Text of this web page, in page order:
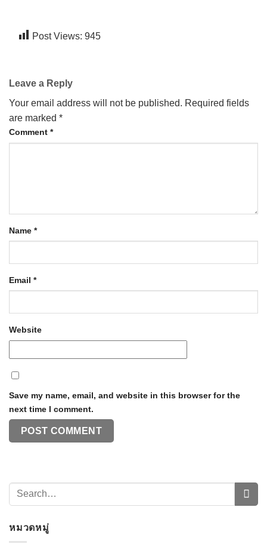
Post Views: 945
Leave a Reply
Your email address will not be published. Required fields
are marked *
Comment *
Name *
Email *
Website
Save my name, email, and website in this browser for the
next time I comment.
หมวดหมู่